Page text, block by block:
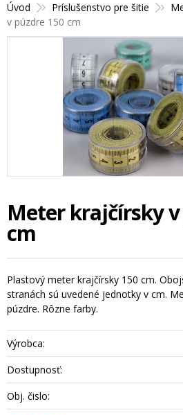
Úvod Príslušenstvo pre šitie
v púzdre 150 cm
Meter krajčírsky
cm
Plastový meter krajčírsky 150 cm.
stranách sú uvedené jednotky v cm.
púzdre. Rôzne farby.
Výrobca:
Dostupnosť:
Obj. čislo: